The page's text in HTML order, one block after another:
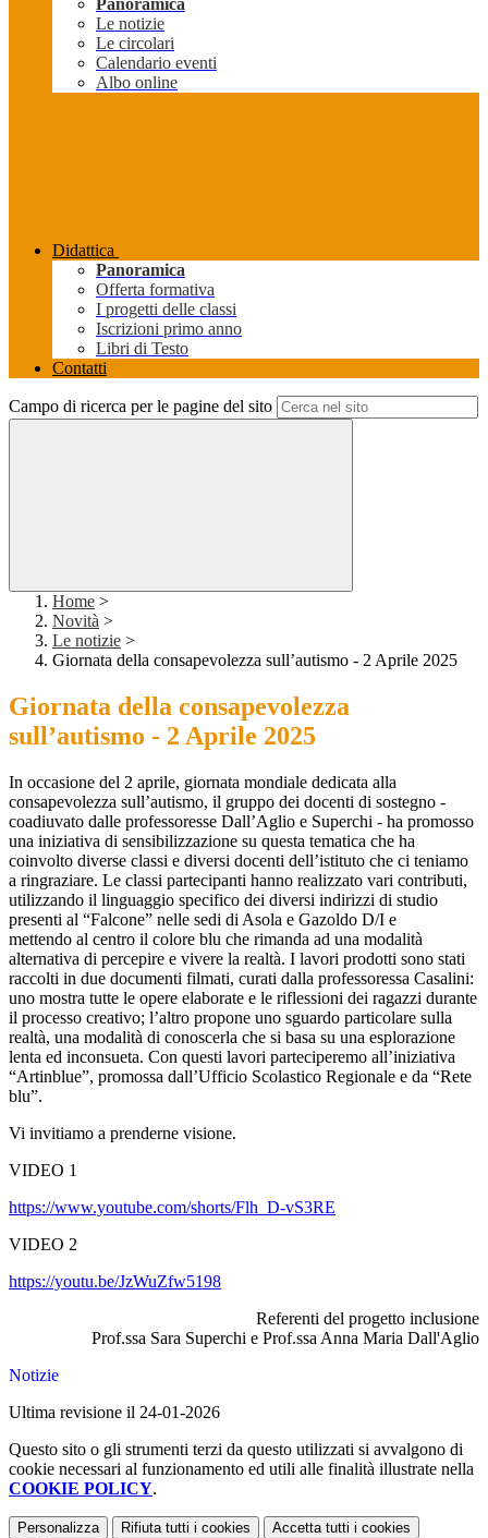
Panoramica
Le notizie
Le circolari
Calendario eventi
Albo online
Didattica
Panoramica
Offerta formativa
I progetti delle classi
Iscrizioni primo anno
Libri di Testo
Contatti
Campo di ricerca per le pagine del sito
Home >
Novità >
Le notizie >
Giornata della consapevolezza sull’autismo - 2 Aprile 2025
Giornata della consapevolezza
sull’autismo - 2 Aprile 2025
In occasione del 2 aprile, giornata mondiale dedicata alla
consapevolezza sull’autismo, il gruppo dei docenti di sostegno -
coadiuvato dalle professoresse Dall’Aglio e Superchi - ha promosso
una iniziativa di sensibilizzazione su questa tematica che ha
coinvolto diverse classi e diversi docenti dell’istituto che ci teniamo
a ringraziare. Le classi partecipanti hanno realizzato vari contributi,
utilizzando il linguaggio specifico dei diversi indirizzi di studio
presenti al “Falcone” nelle sedi di Asola e Gazoldo D/I e
mettendo al centro il colore blu che rimanda ad una modalità
alternativa di percepire e vivere la realtà. I lavori prodotti sono stati
raccolti in due documenti filmati, curati dalla professoressa Casalini:
uno mostra tutte le opere elaborate e le riflessioni dei ragazzi durante
il processo creativo; l’altro propone uno sguardo particolare sulla
realtà, una modalità di conoscerla che si basa su una esplorazione
lenta ed inconsueta. Con questi lavori parteciperemo all’iniziativa
“Artinblue”, promossa dall’Ufficio Scolastico Regionale e da “Rete
blu”.
Vi invitiamo a prenderne visione.
VIDEO 1
https://www.youtube.com/shorts/Flh_D-vS3RE
VIDEO 2
https://youtu.be/JzWuZfw5198
Referenti del progetto inclusione
Prof.ssa Sara Superchi e Prof.ssa Anna Maria Dall'Aglio
Notizie
Ultima revisione il 24-01-2026
Questo sito o gli strumenti terzi da questo utilizzati si avvalgono di
cookie necessari al funzionamento ed utili alle finalità illustrate nella
COOKIE POLICY.
Personalizza Rifiuta tutti i cookies Accetta tutti i cookies